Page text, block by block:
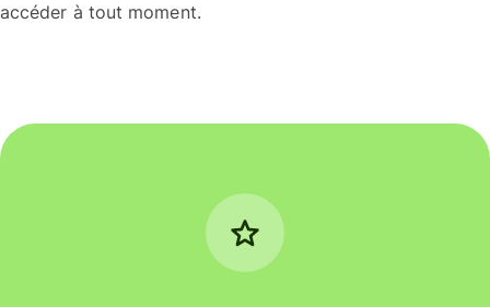
accéder à tout moment.